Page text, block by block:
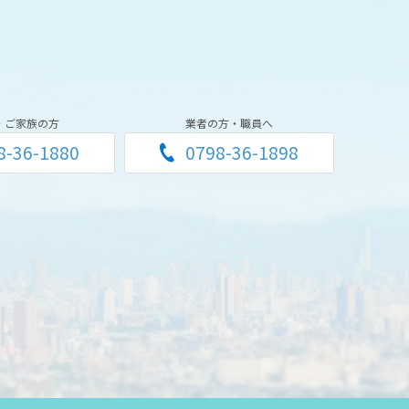
ご家族の方
36-1880
業者の方・職員へ
0798-36-1898